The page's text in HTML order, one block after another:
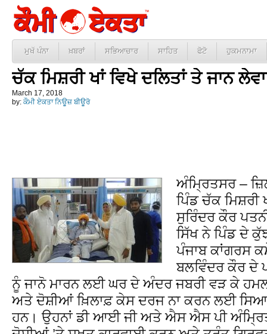
ਮੁਖੱ ਪੰਨਾ ਖ਼ਬਰਾਂ ਸਭਿਆਚਾਰ ਸਾਹਿਤ ਫੋਟੋ ਹੁਕਮਨਾਮਾ
ਚੱਕ ਮਿਸ਼ਰੀ ਖਾਂ ਵਿਖੇ ਦਲਿਤਾਂ ਤੇ ਜਾਨ
March 17, 2018
by: ਕੌਮੀ ਏਕਤਾ ਨਿਊਜ਼ ਬੀਊਰੋ
ਅੰਮ੍ਰਿਤਸਰ –
ਪਿੰਡ ਚੱਕ ਮਿਸ਼ਰੀ
ਸੁਰਿੰਦਰ ਕੌਰ
ਸਿੱਖ ਨੇ ਪਿੰਡ ਦੇ
ਪੰਜਾਬ ਕਾਂਗਰਸ
ਬਲਵਿੰਦਰ ਕੌਰ ਦੇ
ਨੂੰ ਜਾਨੋ ਮਾਰਨ ਲਈ ਘਰ ਦੇ ਅੰਦਰ ਜਬਰੀ ਵੜ ਕੇ
ਅਤੇ ਦੋਸ਼ੀਆਂ ਖ਼ਿਲਾਫ਼ ਕੇਸ ਦਰਜ ਨਾ ਕਰਨ ਲਈ
ਹਨ। ਉਹਨਾਂ ਡੀ ਆਈ ਜੀ ਅਤੇ ਐਸ ਐਸ ਪੀ